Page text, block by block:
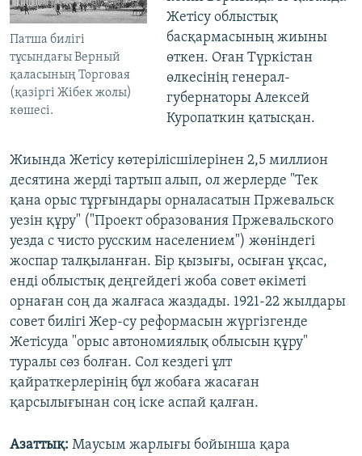
Патша билігі
тұсындағы Верный
қаласының Торговая
(қазіргі Жібек жолы)
көшесі.
Жетісу облыстық
басқармасының жиыны
өткен. Оған Түркістан
өлкесінің генерал-
губернаторы Алексей
Куропаткин қатысқан.
Жиында Жетісу көтерілісшілерінен 2,5 миллион
десятина жерді тартып алып, ол жерлерде "Тек
қана орыс тұрғындары орналасатын Пржевальск
уезін құру" ("Проект образования Пржевальского
уезда с чисто русским населением") жөніндегі
жоспар талқыланған. Бір қызығы, осыған ұқсас,
енді облыстық деңгейдегі жоба совет өкіметі
орнаған соң да жалғаса жаздады. 1921-22 жылдары
совет билігі Жер-су реформасын жүргізгенде
Жетісуда "орыс автономиялық облысын құру"
туралы сөз болған. Сол кездегі ұлт
қайраткерлерінің бұл жобаға жасаған
қарсылығынан соң іске аспай қалған.
Азаттық: Маусым жарлығы бойынша қара